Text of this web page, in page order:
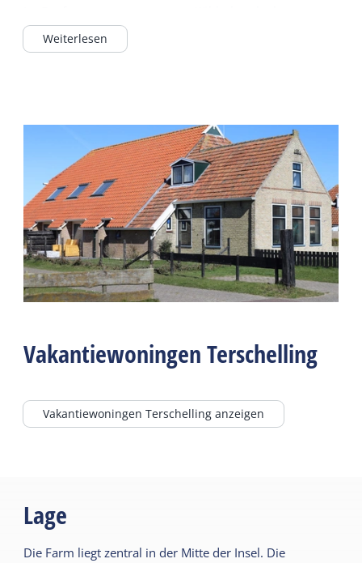
Außerhalb des Dorfes
Fußbodenheizung
WiFi (privat)
Bettdecken
Sanitär
Badezimmer EG
Draußen
Stellplatz (privat)
Garten
Terrasse
Gemeinsame
Einrichtungen
Parkplatz
Kindermöbel
Kinderbett
Weiterlesen
Vakantiewoningen Terschelling
Vakantiewoningen Terschelling anzeigen
Lage
Die Farm liegt zentral in der Mitte der Insel. Die